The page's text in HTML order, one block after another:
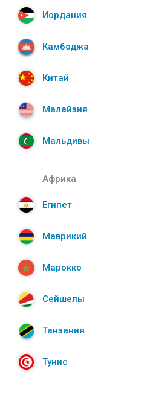
Иордания
Камбоджа
Китай
Малайзия
Мальдивы
Африка
Египет
Маврикий
Марокко
Сейшелы
Танзания
Тунис